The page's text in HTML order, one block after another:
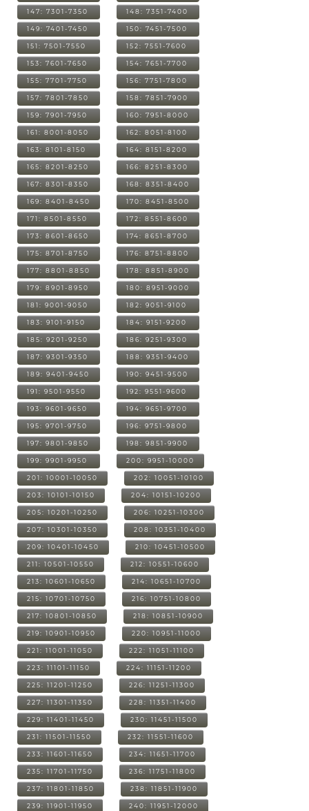
147: 7301-7350 148: 7351-7400
149: 7401-7450 150: 7451-7500
151: 7501-7550 152: 7551-7600
153: 7601-7650 154: 7651-7700
155: 7701-7750 156: 7751-7800
157: 7801-7850 158: 7851-7900
159: 7901-7950 160: 7951-8000
161: 8001-8050 162: 8051-8100
163: 8101-8150 164: 8151-8200
165: 8201-8250 166: 8251-8300
167: 8301-8350 168: 8351-8400
169: 8401-8450 170: 8451-8500
171: 8501-8550 172: 8551-8600
173: 8601-8650 174: 8651-8700
175: 8701-8750 176: 8751-8800
177: 8801-8850 178: 8851-8900
179: 8901-8950 180: 8951-9000
181: 9001-9050 182: 9051-9100
183: 9101-9150 184: 9151-9200
185: 9201-9250 186: 9251-9300
187: 9301-9350 188: 9351-9400
189: 9401-9450 190: 9451-9500
191: 9501-9550 192: 9551-9600
193: 9601-9650 194: 9651-9700
195: 9701-9750 196: 9751-9800
197: 9801-9850 198: 9851-9900
199: 9901-9950 200: 9951-10000
201: 10001-10050 202: 10051-10100
203: 10101-10150 204: 10151-10200
205: 10201-10250 206: 10251-10300
207: 10301-10350 208: 10351-10400
209: 10401-10450 210: 10451-10500
211: 10501-10550 212: 10551-10600
213: 10601-10650 214: 10651-10700
215: 10701-10750 216: 10751-10800
217: 10801-10850 218: 10851-10900
219: 10901-10950 220: 10951-11000
221: 11001-11050 222: 11051-11100
223: 11101-11150 224: 11151-11200
225: 11201-11250 226: 11251-11300
227: 11301-11350 228: 11351-11400
229: 11401-11450 230: 11451-11500
231: 11501-11550 232: 11551-11600
233: 11601-11650 234: 11651-11700
235: 11701-11750 236: 11751-11800
237: 11801-11850 238: 11851-11900
239: 11901-11950 240: 11951-12000